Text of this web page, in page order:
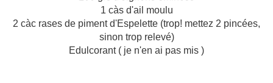
1 càs d'ail moulu
2 càc rases de piment d'Espelette (trop! mettez 2 pincées,
sinon trop relevé)
Edulcorant ( je n'en ai pas mis )